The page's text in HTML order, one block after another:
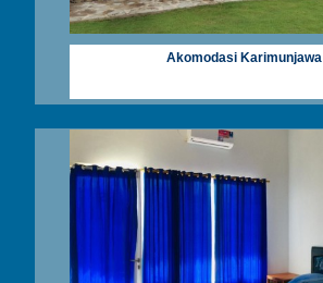
Akomodasi Karimunjawa